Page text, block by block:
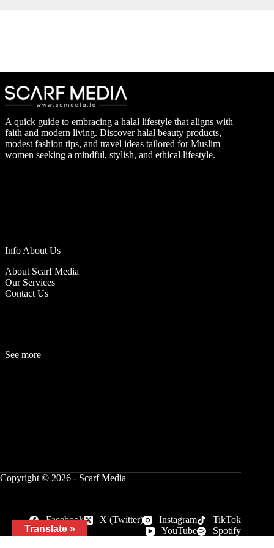
A quick guide to embracing a halal lifestyle that aligns with
faith and modern living. Discover halal beauty products,
modest fashion tips, and travel ideas tailored for Muslim
women seeking a mindful, stylish, and ethical lifestyle.
Info About Us
About Scarf Media
Our Services
Contact Us
See more
Copyright © 2026 - Scarf Media
Facebook X (Twitter) Instagram
TikTok
YouTube
Spotify
Translate »